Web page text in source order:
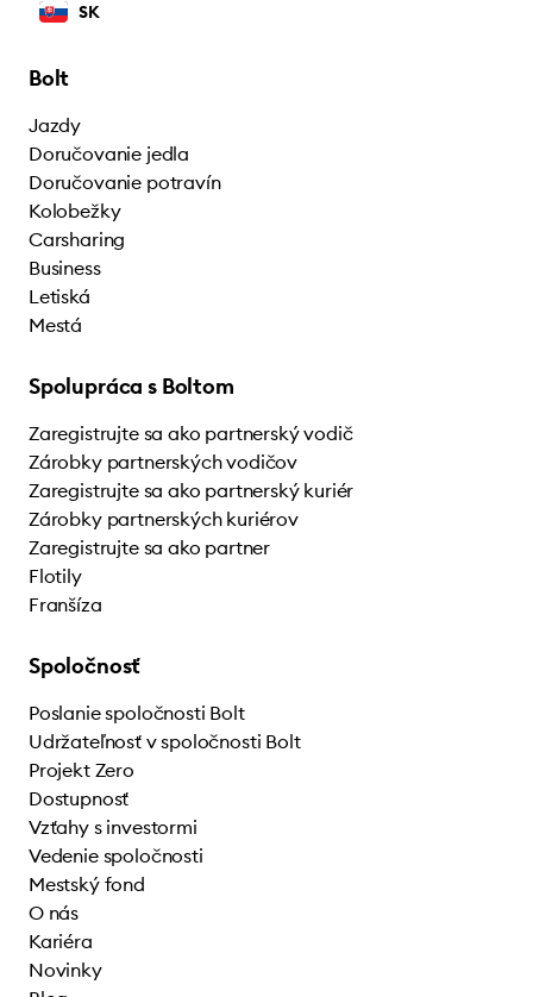
SK
Bolt
Jazdy
Doručovanie jedla
Doručovanie potravín
Kolobežky
Carsharing
Business
Letiská
Mestá
Spolupráca s Boltom
Zaregistrujte sa ako partnerský vodič
Zárobky partnerských vodičov
Zaregistrujte sa ako partnerský kuriér
Zárobky partnerských kuriérov
Zaregistrujte sa ako partner
Flotily
Franšíza
Spoločnosť
Poslanie spoločnosti Bolt
Udržateľnosť v spoločnosti Bolt
Projekt Zero
Dostupnosť
Vzťahy s investormi
Vedenie spoločnosti
Mestský fond
O nás
Kariéra
Novinky